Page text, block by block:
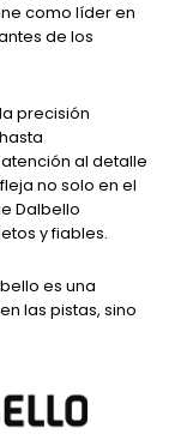
como líder en
de los
precisión
al detalle
no solo en el
Dalbello
y fiables.
es una
las pistas, sino